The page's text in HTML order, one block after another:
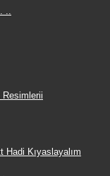
..
Hadi Kıyaslayalım